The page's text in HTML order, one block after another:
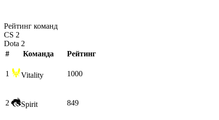
Рейтинг команд
CS 2
Dota 2
#
Команда Рейтинг
1 Vitality 1000
2 Spirit 849